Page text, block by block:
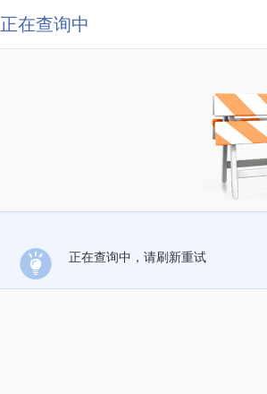
正在查询中
正在查询中，请刷新重试